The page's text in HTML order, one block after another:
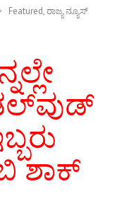
Featured,ರಾಜ್ಯ ನ್ಯೂಸ್
ಶಾಕ್